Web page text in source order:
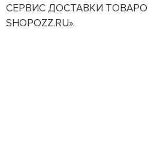
СЕРВИС ДОСТАВКИ
SHOPOZZ.RU».